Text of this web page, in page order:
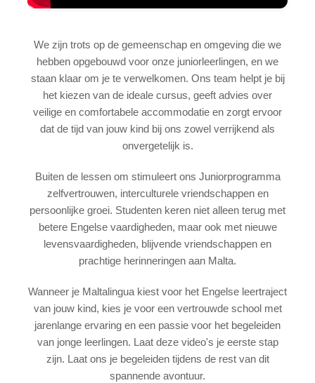
We zijn trots op de gemeenschap en omgeving die we
hebben opgebouwd voor onze juniorleerlingen, en we
staan klaar om je te verwelkomen. Ons team helpt je bij
het kiezen van de ideale cursus, geeft advies over
veilige en comfortabele accommodatie en zorgt ervoor
dat de tijd van jouw kind bij ons zowel verrijkend als
onvergetelijk is.
Buiten de lessen om stimuleert ons Juniorprogramma
zelfvertrouwen, interculturele vriendschappen en
persoonlijke groei. Studenten keren niet alleen terug met
betere Engelse vaardigheden, maar ook met nieuwe
levensvaardigheden, blijvende vriendschappen en
prachtige herinneringen aan Malta.
Wanneer je Maltalingua kiest voor het Engelse leertraject
van jouw kind, kies je voor een vertrouwde school met
jarenlange ervaring en een passie voor het begeleiden
van jonge leerlingen. Laat deze video's je eerste stap
zijn. Laat ons je begeleiden tijdens de rest van dit
spannende avontuur.